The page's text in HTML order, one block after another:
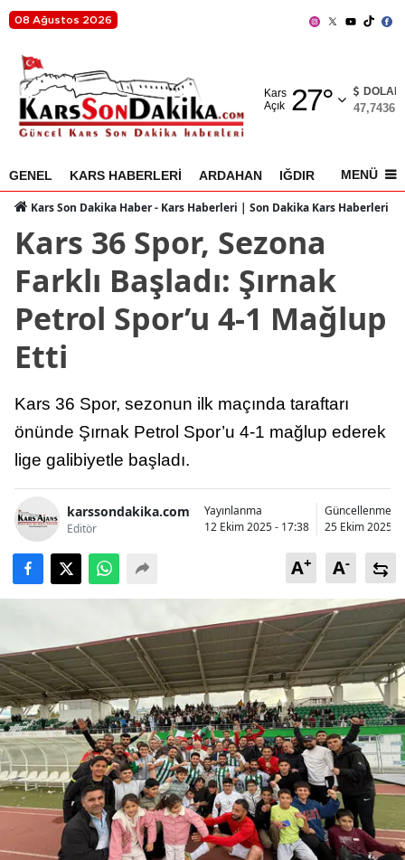
08 Ağustos 2026
Kars
Açık 27°
Adıyaman
Ağrı
Amasya
Ankara
Antalya
Artvin
Bilecik
Bolu
Burdur
Bursa
Çanakkale
Çankırı
Çorum
Denizli
Diyarbakır
Edirne
DOLAR
47,7436
GENEL KARS HABERLERİ ARDAHAN IĞDIR AKYAKA
MENÜ
Kars Son Dakika Haber - Kars Haberleri | Son Dakika Kars Haberleri
Kars 36 Spor, Sezona
Farklı Başladı: Şırnak
Petrol Spor’u 4-1 Mağlup
Etti
Kars 36 Spor, sezonun ilk maçında taraftarı
önünde Şırnak Petrol Spor’u 4-1 mağlup ederek
lige galibiyetle başladı.
karssondakika.com
Editör
Yayınlanma
12 Ekim 2025 - 17:38
Güncellenme
25 Ekim 2025 -
A+ A-